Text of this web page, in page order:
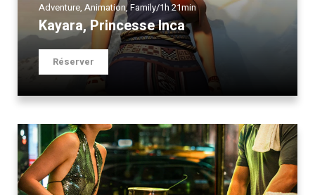
Adventure, Animation,Family/1h 21min
Kayara, Princesse Inca
Réserver